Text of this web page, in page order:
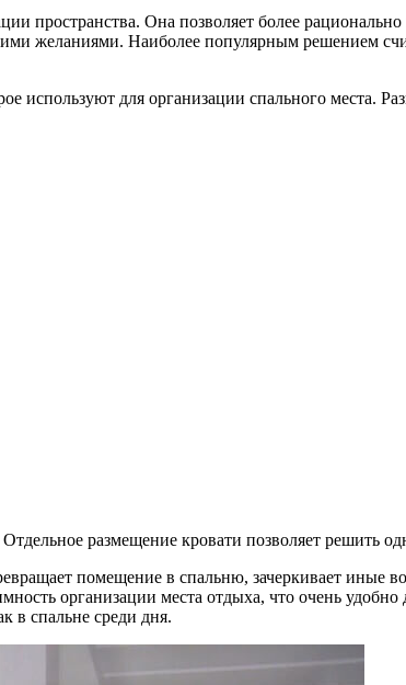
Она позволяет более рационально
желаниями. Наиболее популярным решением
используют для организации спального места.
размещение кровати позволяет решить
помещение в спальню, зачеркивает иные
организации места отдыха, что очень удобно
в спальне среди дня.